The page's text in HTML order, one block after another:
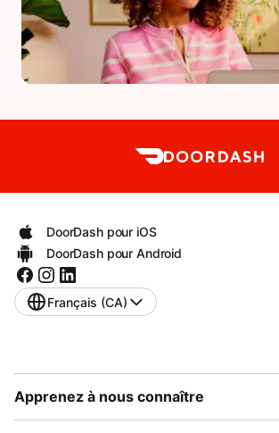
DoorDash pour iOS
DoorDash pour Android
Français (CA)
Apprenez à nous connaître